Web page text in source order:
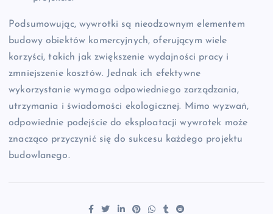
Podsumowując, wywrotki są nieodzownym elementem
budowy obiektów komercyjnych, oferującym wiele
korzyści, takich jak zwiększenie wydajności pracy i
zmniejszenie kosztów. Jednak ich efektywne
wykorzystanie wymaga odpowiedniego zarządzania,
utrzymania i świadomości ekologicznej. Mimo wyzwań,
odpowiednie podejście do eksploatacji wywrotek może
znacząco przyczynić się do sukcesu każdego projektu
budowlanego.